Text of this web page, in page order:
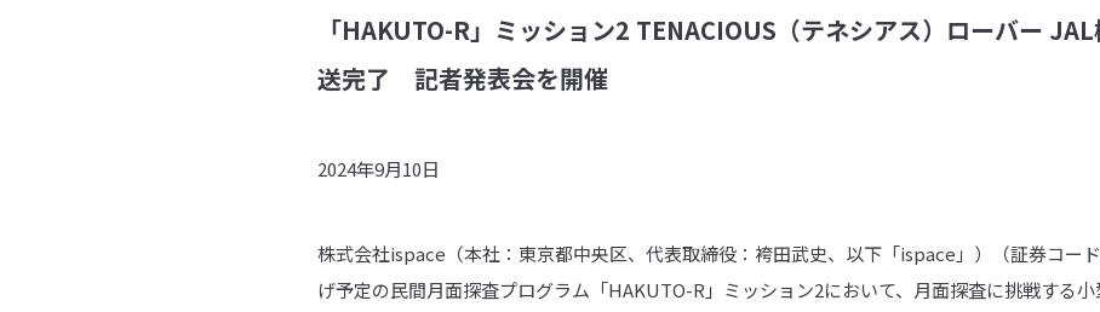
「HAKUTO-R」ミッション2 TENACIOUS（テネシアス）ローバー
送完了 記者発表会を開催
2024年9月10日
株式会社ispace（本社：東京都中央区、代表取締役：袴田武史、以下「ispace」）（証券コード
げ予定の民間月面探査プログラム「HAKUTO-R」ミッション2において、月面探査に挑戦する